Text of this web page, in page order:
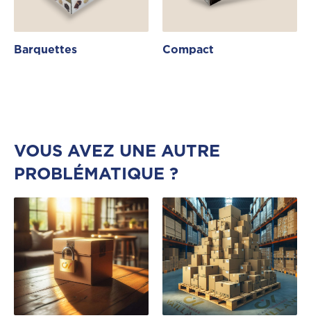
Barquettes Compact
VOUS AVEZ UNE AUTRE
PROBLÉMATIQUE ?